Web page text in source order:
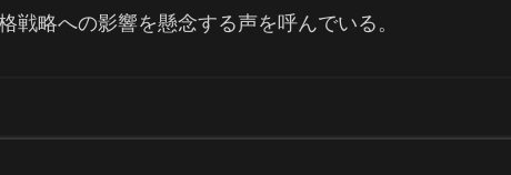
戦略への影響を懸念する声を呼んでいる。